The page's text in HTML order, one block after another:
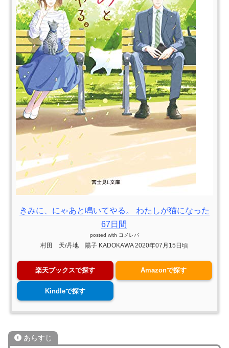
きみに、にゃあと鳴いてやる。 わたしが猫になった
67日間
posted with ヨメレバ
村田 天/丹地 陽子 KADOKAWA 2020年07月15日頃
楽天ブックスで探す Amazonで探す
Kindleで探す
あらすじ